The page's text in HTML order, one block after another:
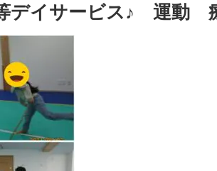
デイサービス♪ 運動